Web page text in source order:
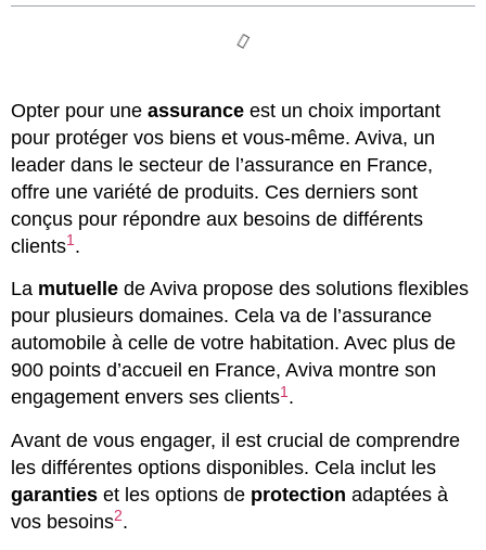
Opter pour une assurance est un choix important
pour protéger vos biens et vous-même. Aviva, un
leader dans le secteur de l’assurance en France,
offre une variété de produits. Ces derniers sont
conçus pour répondre aux besoins de différents
clients1.
La mutuelle de Aviva propose des solutions flexibles
pour plusieurs domaines. Cela va de l’assurance
automobile à celle de votre habitation. Avec plus de
900 points d’accueil en France, Aviva montre son
engagement envers ses clients1 .
Avant de vous engager, il est crucial de comprendre
les différentes options disponibles. Cela inclut les
garanties et les options de protection adaptées à
vos besoins2.